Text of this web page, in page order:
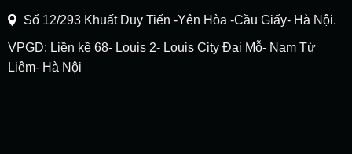
Số 12/293 Khuất Duy Tiến -Yên Hòa -Cầu Giấy- Hà Nội.
VPGD: Liền kề 68- Louis 2- Louis City Đại Mỗ- Nam Từ
Liêm- Hà Nội